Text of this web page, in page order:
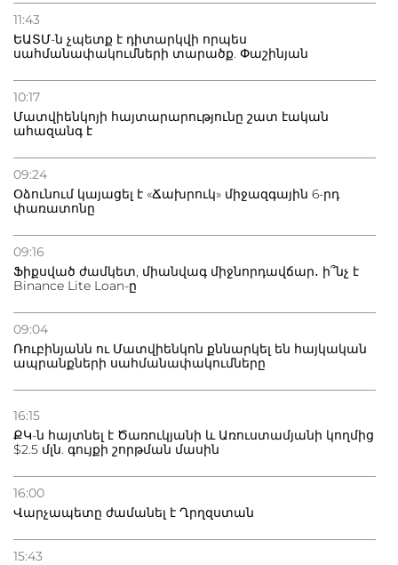
11:43
ԵԱՏՄ-ն չպետք է դիտարկվի որպես
սահմանափակումների տարածք. Փաշինյան
10:17
Մատվիենկոյի հայտարարությունը շատ էական
ահազանգ է
09:24
Օձունում կայացել է «Ճախրուկ» միջազգային 6-րդ
փառատոնը
09:16
Ֆիքսված ժամկետ, միանվագ միջնորդավճար․ ի՞նչ է
Binance Lite Loan-ը
09:04
Ռուբինյանն ու Մատվիենկոն քննարկել են հայկական
ապրանքների սահմանափակումները
16:15
ՔԿ-ն հայտնել է Ծառուկյանի և Առուստամյանի կողմից
$2.5 մլն. գույքի շորթման մասին
16:00
Վարչապետը ժամանել է Ղրղզստան
15:43